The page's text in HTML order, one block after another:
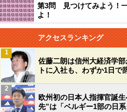
第3問 見つけてみよう！
よ！
アクセスランキング
佐藤二朗は信州大経済学
トに入社も、わずか1日で
1
欧州初の日本人指揮官誕
先”は「ベルギー1部の日
2